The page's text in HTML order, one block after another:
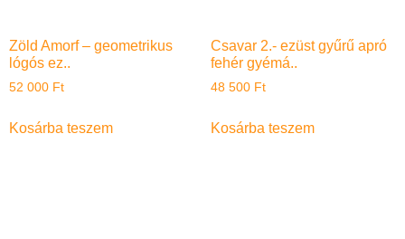
Zöld Amorf – geometrikus
lógós ez..
52 000 Ft
Kosárba teszem
Csavar 2.- ezüst gyűrű apró
fehér gyémá..
48 500 Ft
Kosárba teszem